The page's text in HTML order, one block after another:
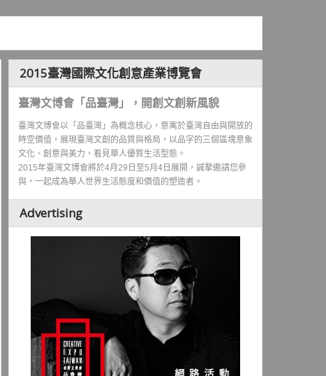
2015臺灣國際文化創意產業博覽會
臺灣文博會「品臺灣」，開創文創新風貌
臺灣文博會以「品臺灣」為概念核心，意寓於臺灣自由與開放的
時空價值，展現臺灣文創的品質與格局，以品字的三個區塊意象
文化、創意與美力，看見華人優質生活型態。
2015年臺灣文博會將於4月29日至5月4日展開，誠摯邀請您參
與，一起成為華人世界生活態度和價值的塑造者。
Advertising